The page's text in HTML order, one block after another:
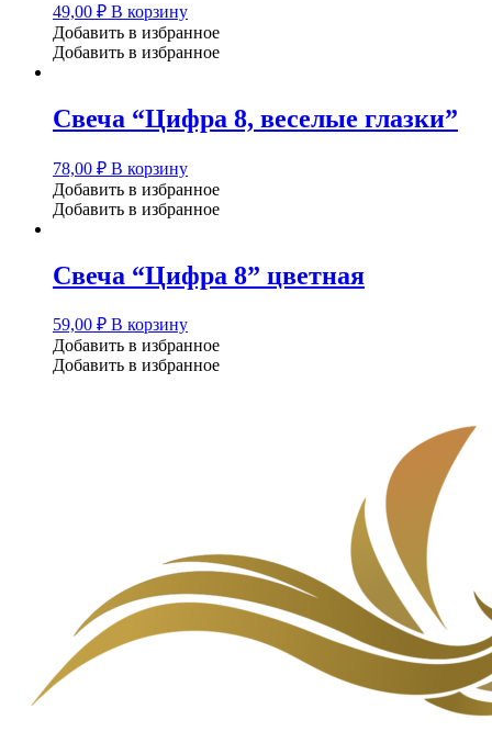
49,00 ₽ В корзину
Добавить в избранное
Добавить в избранное
Свеча “Цифра 8, веселые глазки”
78,00 ₽ В корзину
Добавить в избранное
Добавить в избранное
Свеча “Цифра 8” цветная
59,00 ₽ В корзину
Добавить в избранное
Добавить в избранное